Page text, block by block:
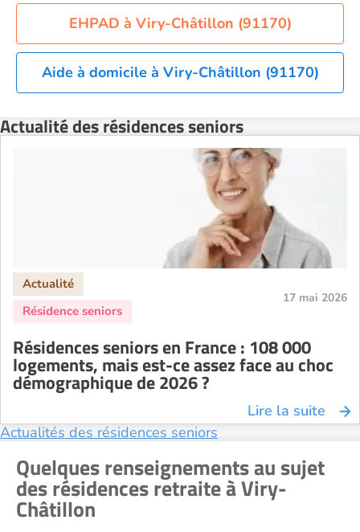
Résidence senior à la location Orléans
Résidence senior à la location Perpignan
Résidence senior à la location Reims
Résidence senior à la location Rennes
Résidence senior à la location Strasbourg
Résidence senior à la location Toulouse
EHPAD à Viry-Châtillon (91170)
Aide à domicile à Viry-Châtillon (91170)
Actualité des résidences seniors
17 mai 2026
Résidences seniors en France : 108 000
logements, mais est-ce assez face au choc
démographique de 2026 ?
Lire la suite
Actualités des résidences seniors
Quelques renseignements au sujet
des résidences retraite à Viry-
Châtillon